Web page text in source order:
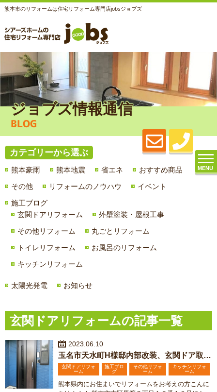
熊本市のリフォームは住宅リフォーム専門店jobsジョブズ
MENU
ジョブズ情報通信
BLOG
カテゴリーから選ぶ
熊本豪雨 熊本地震 省エネ
おすすめ商品
その他
リフォームのノウハウ
イベント
施工ブログ
玄関ドアリフォーム
外壁塗装・屋根工事
その他リフォーム
丸ごとリフォーム
トイレリフォーム
お風呂のリフォーム
キッチンリフォーム
太陽光発電 お知らせ
玄関ドアリフォームの記事一覧
2023.06.10
玉名市天水町H様邸内部改装、玄関ドア取替工事
玄関ドアリフォ
ーム
施工ブロ
グ
その他リフォ
ーム
キッチンリフォ
ーム
熊本県内にお住まいでリフォームをお考えの方こんに